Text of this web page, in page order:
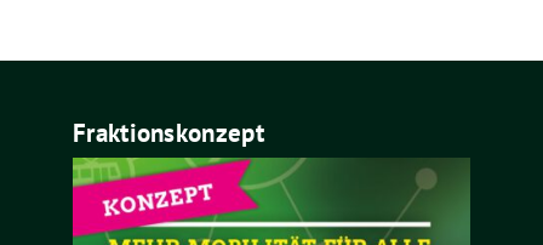
Fraktionskonzept